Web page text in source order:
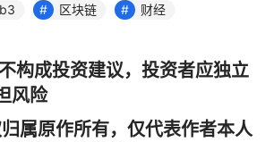
区块链 财经
构成投资建议，投资者应独立
风险
属原作所有，仅代表作者本人